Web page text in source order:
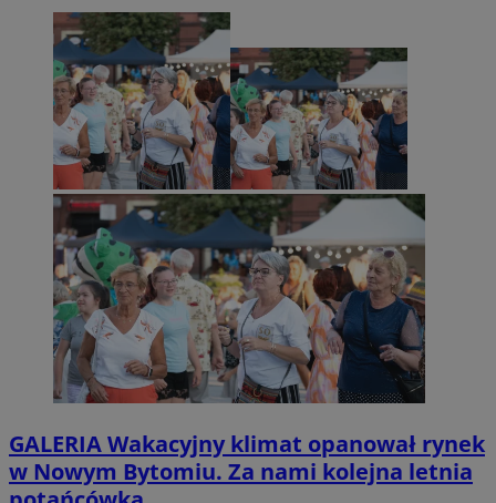
GALERIAWakacyjny klimat opanował rynek
w Nowym Bytomiu. Za nami kolejna letnia